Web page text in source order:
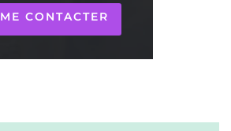
ME CONTACTER